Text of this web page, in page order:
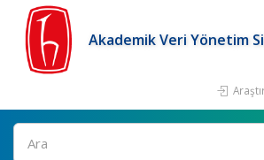
Akademik Veri Yönetim
Ara